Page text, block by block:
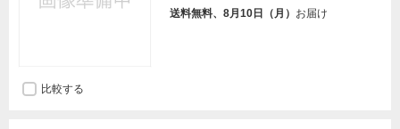
送料無料、8月10日（月） お届け
比較する